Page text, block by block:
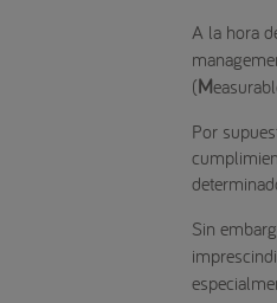
A la hora
(M
Por
Sin